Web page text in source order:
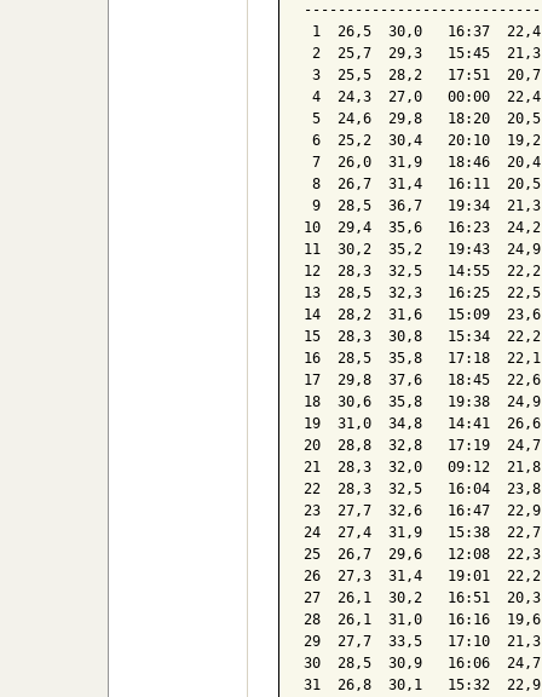
1  26,5  30,0   16:37
2  25,7  29,3   15:45
3  25,5  28,2   17:51
4  24,3  27,0   00:00
5  24,6  29,8   18:20
6  25,2  30,4   20:10
7  26,0  31,9   18:46
8  26,7  31,4   16:11
9  28,5  36,7   19:34
10  29,4  35,6   16:23
11  30,2  35,2   19:43
12  28,3  32,5   14:55
13  28,5  32,3   16:25
14  28,2  31,6   15:09
15  28,3  30,8   15:34
16  28,5  35,8   17:18
17  29,8  37,6   18:45
18  30,6  35,8   19:38
19  31,0  34,8   14:41
20  28,8  32,8   17:19
21  28,3  32,0   09:12
22  28,3  32,5   16:04
23  27,7  32,6   16:47
24  27,4  31,9   15:38
25  26,7  29,6   12:08
26  27,3  31,4   19:01
27  26,1  30,2   16:51
28  26,1  31,0   16:16
29  27,7  33,5   17:10
30  28,5  30,9   16:06
31  26,8  30,1   15:32